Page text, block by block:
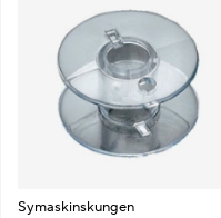
Symaskinskungen